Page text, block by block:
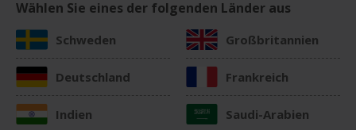
Wählen Sie eines der folgenden Länder aus
Schweden Großbritannien
Deutschland Frankreich
Indien Saudi-Arabien